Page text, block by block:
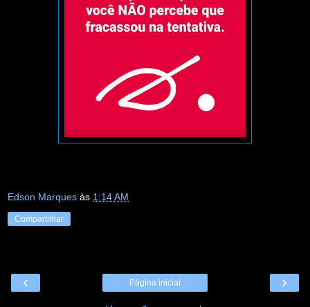
Edson Marques às 1:14 AM
Compartilhar
‹ ›
Página inicial